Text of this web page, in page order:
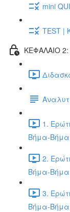
mini
TEST |
ΚΕΦΑΛΑΙΟ 2:
1.
Βήμα-Βήμα
2.
Βήμα-Βήμα
3.
Βήμα-Βήμα